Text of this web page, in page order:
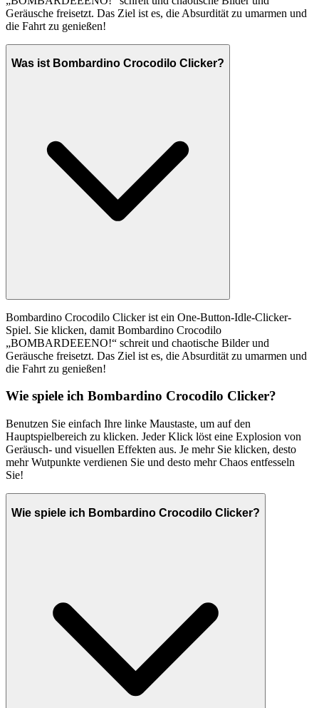
Geräusche freisetzt. Das Ziel ist es, die Absurdität zu umarmen und
die Fahrt zu genießen!
Was ist Bombardino Crocodilo Clicker?
Bombardino Crocodilo Clicker ist ein One-Button-Idle-Clicker-
Spiel. Sie klicken, damit Bombardino Crocodilo
„BOMBARDEEENO!“ schreit und chaotische Bilder und
Geräusche freisetzt. Das Ziel ist es, die Absurdität zu umarmen und
die Fahrt zu genießen!
Wie spiele ich Bombardino Crocodilo Clicker?
Benutzen Sie einfach Ihre linke Maustaste, um auf den
Hauptspielbereich zu klicken. Jeder Klick löst eine Explosion von
Geräusch- und visuellen Effekten aus. Je mehr Sie klicken, desto
mehr Wutpunkte verdienen Sie und desto mehr Chaos entfesseln
Sie!
Wie spiele ich Bombardino Crocodilo Clicker?